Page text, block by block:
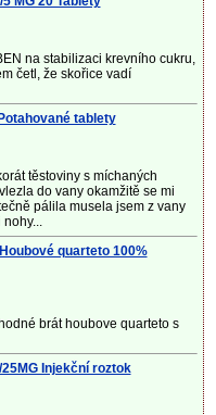
na stabilizaci krevního cukru,
četl, že skořice vadí
tablety
těstoviny s míchaných
do vany okamžitě se mi
pálila musela jsem z vany
quarteto 100%
brát houbove quarteto s
25MG Injekční roztok